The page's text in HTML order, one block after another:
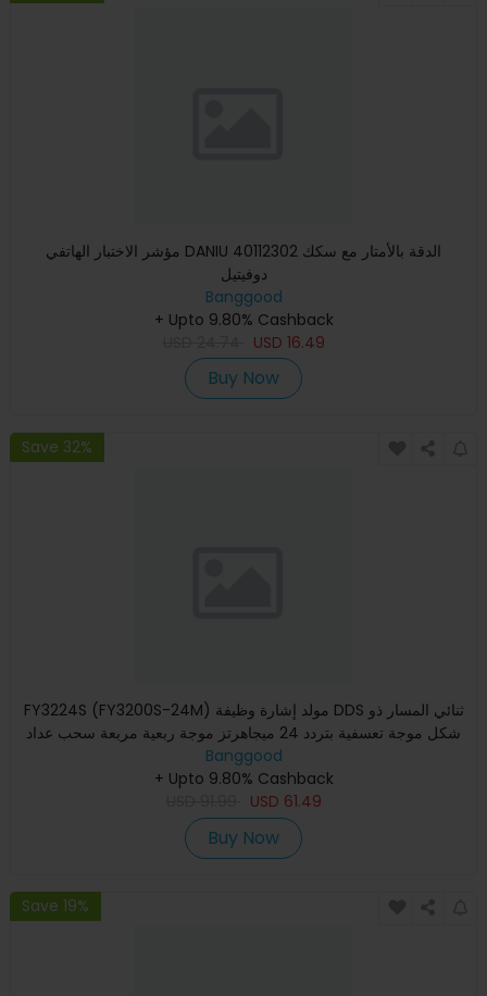
مؤشر الاختبار الهاتفي DANIU 40112302 الدقة بالأمتار مع سكك
دوفيتيل
Banggood
+ Upto 9.80% Cashback
USD 16.49
Buy Now
Save 32%
FY3224S (FY3200S-24M) مولد إشارة وظيفة DDS ثنائي المسار ذو
شكل موجة تعسفية بتردد 24 ميجاهرتز موجة ربعية مربعة سحب عداد
Banggood
+ Upto 9.80% Cashback
USD 61.49
Buy Now
Save 19%